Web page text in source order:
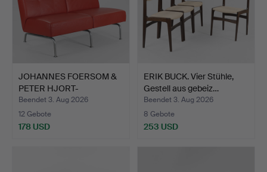
JOHANNES FOERSOM &
PETER HJORT-
LORENZEN. Z…
Beendet 3. Aug 2026
12 Gebote
178 USD
ERIK BUCK. Vier Stühle,
Gestell aus gebeiz…
Beendet 3. Aug 2026
8 Gebote
253 USD